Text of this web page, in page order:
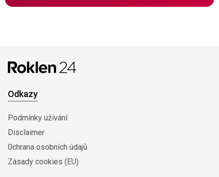
Odkazy
Podmínky užívání
Disclaimer
0chrana osobních údajů
Zásady cookies (EU)